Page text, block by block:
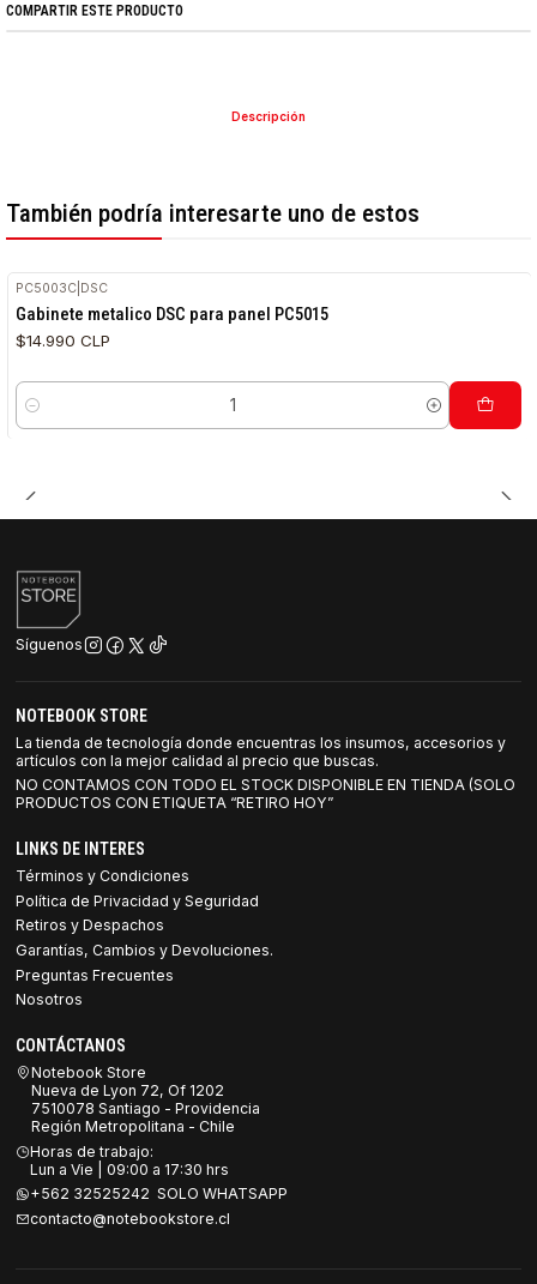
COMPARTIR ESTE PRODUCTO
Descripción
También podría interesarte uno de estos
PC5003C DSC
Gabinete metalico DSC para panel PC5015
$14.990 CLP
Cantidad
Síguenos
NOTEBOOK STORE
La tienda de tecnología donde encuentras los insumos, accesorios y
artículos con la mejor calidad al precio que buscas.
NO CONTAMOS CON TODO EL STOCK DISPONIBLE EN TIENDA (SOLO
PRODUCTOS CON ETIQUETA “RETIRO HOY”
LINKS DE INTERES
Términos y Condiciones
Política de Privacidad y Seguridad
Retiros y Despachos
Garantías, Cambios y Devoluciones.
Preguntas Frecuentes
Nosotros
CONTÁCTANOS
Notebook Store
Nueva de Lyon 72, Of 1202
7510078 Santiago - Providencia
Región Metropolitana - Chile
Horas de trabajo:
Lun a Vie | 09:00 a 17:30 hrs
+562 32525242 SOLO WHATSAPP
contacto@notebookstore.cl